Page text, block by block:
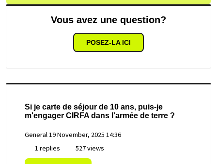
Vous avez une question?
POSEZ-LA ICI
Si je carte de séjour de 10 ans, puis-je
m'engager CIRFA dans l'armée de terre ?
General19 November, 2025 14:36
1 replies
527 views